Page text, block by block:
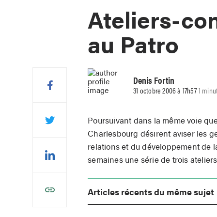
Ateliers-
au Patro
Denis Fortin
31 octobre 2006 à 17h571
Poursuivant dans la même voie
Charlesbourg désirent aviser les
relations et du développement de
semaines une série de trois
Articles récents du même sujet